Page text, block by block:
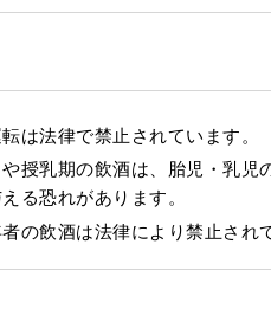
は法律で禁止されています。
授乳期の飲酒は、胎児・乳児
る恐れがあります。
の飲酒は法律により禁止され